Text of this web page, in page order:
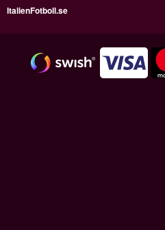
ItalienFotboll.se